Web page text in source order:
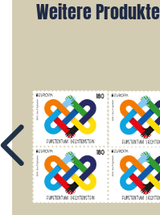
Weitere Produkte